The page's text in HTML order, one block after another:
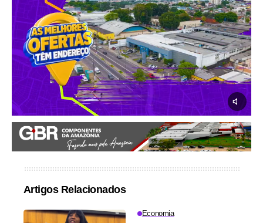
Artigos Relacionados
Economia